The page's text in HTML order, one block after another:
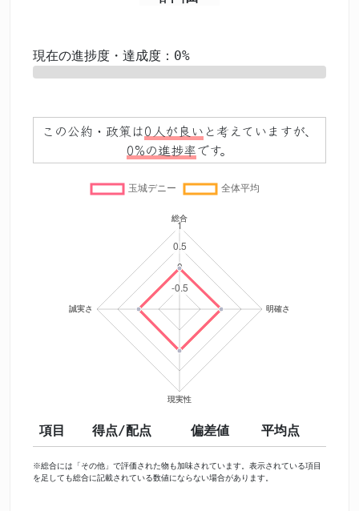
現在の進捗度・達成度：0%
この公約・政策は0人が良い と考えていますが、
0%の進捗率です。
項目 得点/配点 偏差値 平均点
※総合には「その他」で評価された物も加味されています。表示されている項目
を足しても総合に記載されている数値にならない場合があります。